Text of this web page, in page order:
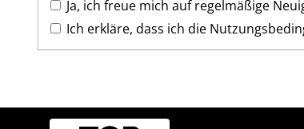
Ja, ich freue mich auf regelmäßige
Ich erkläre, dass ich die